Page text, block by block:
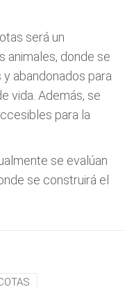
será un
animales, donde se
abandonados para
vida. Además, se
para la
se evalúan
se construirá el